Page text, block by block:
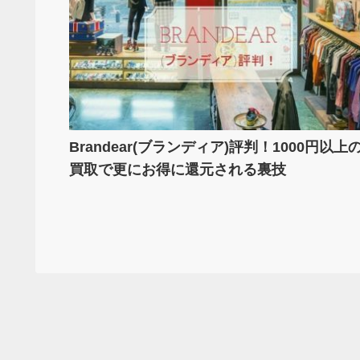
Brandear(ブランディア)評判！1000円以上
買取で更にお得に還元される裏技